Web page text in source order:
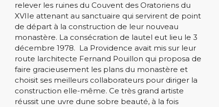
relever les ruines du Couvent des Oratoriens du
XVIIe attenant au sanctuaire qui servirent de point
de départ à la construction de leur nouveau
monastère. La consécration de lautel eut lieu le 3
décembre 1978. La Providence avait mis sur leur
route larchitecte Fernand Pouillon qui proposa de
faire gracieusement les plans du monastère et
choisit ses meilleurs collaborateurs pour diriger la
construction elle-même. Ce très grand artiste
réussit une uvre dune sobre beauté, à la fois